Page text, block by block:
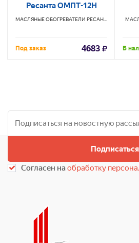
Ресанта ОМПТ-12Н
МАСЛЯНЫЕ ОБОГРЕВАТЕЛИ РЕСАНТА
Под заказ 4683 В
Подписаться
Согласен наобработку